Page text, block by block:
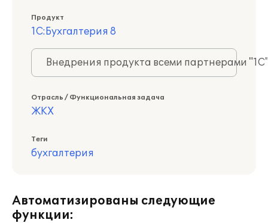
Продукт
1С:Бухгалтерия 8
Внедрения продукта всеми партнерами
Отрасль / Функциональная задача
ЖКХ
Теги
бухгалтерия
Автоматизированы следующие
функции: